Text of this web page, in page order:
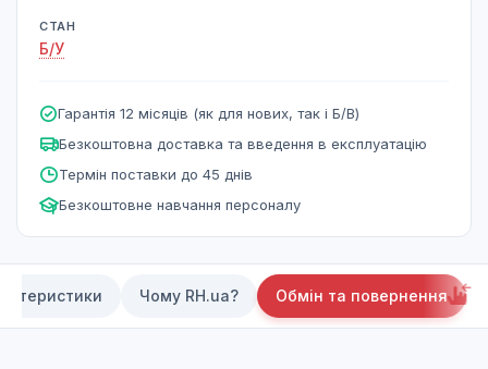
СТАН
Б/У
Гарантія 12 місяців (як для нових, так і Б/В)
Безкоштовна доставка та введення в експлуатацію
Термін поставки до 45 днів
Безкоштовне навчання персоналу
Чому RH.ua? Обмін та повернення